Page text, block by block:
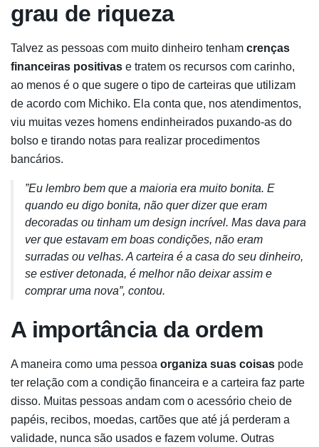
grau de riqueza
Talvez as pessoas com muito dinheiro tenham crenças
financeiras positivas e tratem os recursos com carinho,
ao menos é o que sugere o tipo de carteiras que utilizam
de acordo com Michiko. Ela conta que, nos atendimentos,
viu muitas vezes homens endinheirados puxando-as do
bolso e tirando notas para realizar procedimentos
bancários.
”Eu lembro bem que a maioria era muito bonita. E
quando eu digo bonita, não quer dizer que eram
decoradas ou tinham um design incrível. Mas dava para
ver que estavam em boas condições, não eram
surradas ou velhas. A carteira é a casa do seu dinheiro,
se estiver detonada, é melhor não deixar assim e
comprar uma nova”, contou.
A importância da ordem
A maneira como uma pessoa organiza suas coisas pode
ter relação com a condição financeira e a carteira faz parte
disso. Muitas pessoas andam com o acessório cheio de
papéis, recibos, moedas, cartões que até já perderam a
validade, nunca são usados e fazem volume. Outras